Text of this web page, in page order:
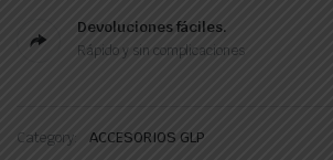
Devoluciones fáciles.
Rápido y sin complicaciones
Category: ACCESORIOS GLP